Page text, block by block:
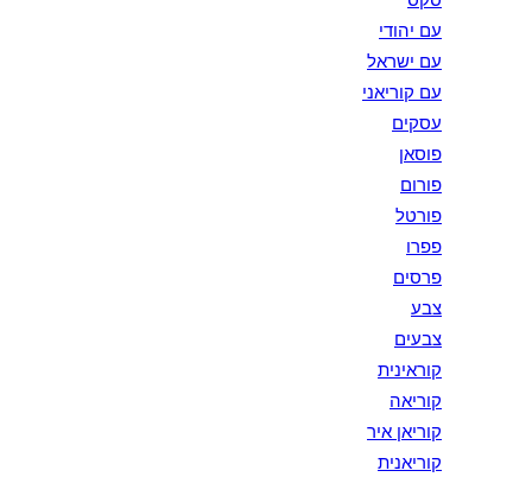
עם יהודי
עם ישראל
עם קוריאני
עסקים
פוסאן
פורום
פורטל
פפרו
פרסים
צבע
צבעים
קוראינית
קוריאה
קוריאן איר
קוריאנית